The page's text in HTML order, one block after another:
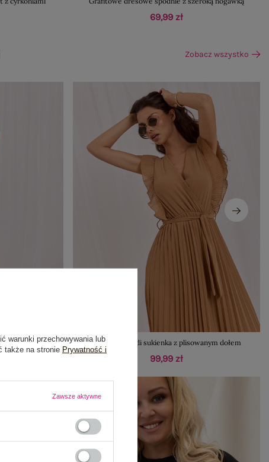
69,99 zł
Zobacz wszystko
z haftem Camelowa midi sukienka z plisowanym dołem
99,99 zł
warunki przechowywania lub
także na stronie Prywatność i
Zawsze aktywne